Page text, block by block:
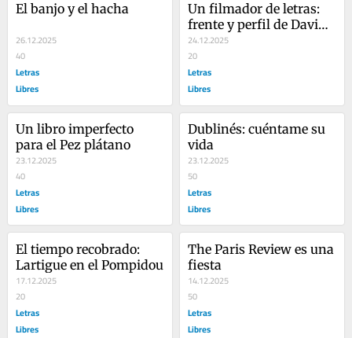
El banjo y el hacha
26.12.2025
40
Letras
Libres
Un filmador de letras:
frente y perfil de David
Lynch
24.12.2025
20
Letras
Libres
Un libro imperfecto
para el Pez plátano
23.12.2025
40
Letras
Libres
Dublinés: cuéntame su
vida
23.12.2025
50
Letras
Libres
El tiempo recobrado:
Lartigue en el Pompidou
17.12.2025
20
Letras
Libres
The Paris Review es una
fiesta
14.12.2025
50
Letras
Libres